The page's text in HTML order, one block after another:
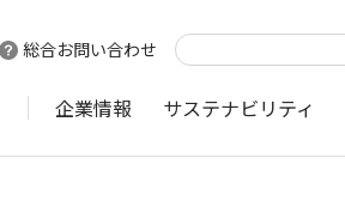
総合お問い合わせ
企業情報 サステナビリティ